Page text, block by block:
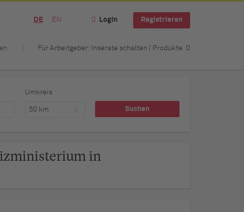
DE EN Login Registrieren
Für Arbeitgeber: Inserate schalten | Produkte
Umkreis
50 km
in